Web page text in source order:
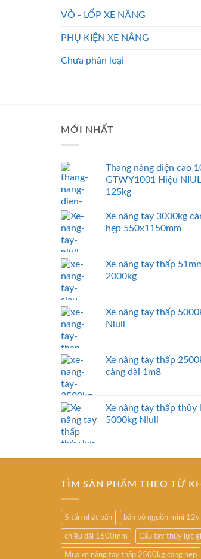
VỎ - LỐP XE NÂNG
PHỤ KIỆN XE NÂNG
Chưa phân loại
MỚI NHẤT
Thang nâng điện cao
GTWY1001 Hiệu
125kg
Xe nâng tay 3000kg
hẹp 550x1150mm
Xe nâng tay thấp
2000kg
Xe nâng tay thấp
Niuli
Xe nâng tay thấp
càng dài 1m8
Xe nâng tay thấp thủy
5000kg Niuli
TÌM SẢN PHẨM THEO TỪ
5 tấn nhật bản bán bộ nguồn mini 12v
chiều dài 1600mm Cẩu tay thủy lực
Mua xe nâng tay thấp 2500kg càng hẹp